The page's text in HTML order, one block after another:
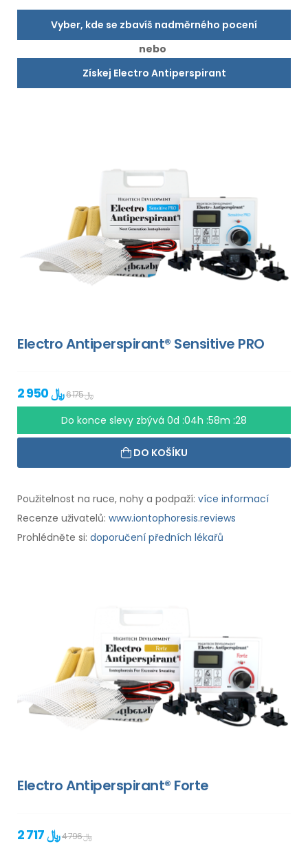
Vyber, kde se zbavíš nadměrného pocení
nebo
Získej Electro Antiperspirant
Electro Antiperspirant® Sensitive PRO
2 950 ﷼ 6 175 ﷼
Do konce slevy zbývá 0d :04h :58m :27
DO KOŠÍKU
Použitelnost na ruce, nohy a podpaží: více informací
Recenze uživatelů: www.iontophoresis.reviews
Prohlédněte si: doporučení předních lékařů
Electro Antiperspirant® Forte
2 717 ﷼ 4 796 ﷼